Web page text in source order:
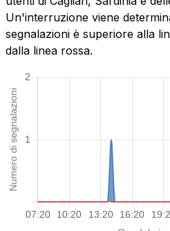
Un'interruzione viene
segnalazioni è superiore alla
dalla linea rossa.